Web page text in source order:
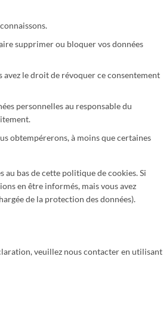
supprimer ou bloquer vos données
le droit de révoquer ce consentement
personnelles au responsable du
obtempérerons, à moins que certaines
bas de cette politique de cookies. Si
en être informés, mais vous avez
de la protection des données).
veuillez nous contacter en utilisant